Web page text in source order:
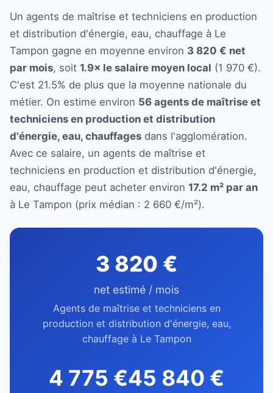
Un agents de maîtrise et techniciens en production
et distribution d'énergie, eau, chauffage à Le
Tampon gagne en moyenne environ 3 820 € net
par mois, soit 1.9× le salaire moyen local (1 970 €).
C'est 21.5% de plus que la moyenne nationale du
métier. On estime environ 56 agents de maîtrise et
techniciens en production et distribution
d'énergie, eau, chauffages dans l'agglomération.
Avec ce salaire, un agents de maîtrise et
techniciens en production et distribution d'énergie,
eau, chauffage peut acheter environ 17.2 m² par an
à Le Tampon (prix médian : 2 660 €/m²).
3 820 €
net estimé / mois
Agents de maîtrise et techniciens en
production et distribution d'énergie, eau,
chauffage à Le Tampon
4 775 €45 840 €